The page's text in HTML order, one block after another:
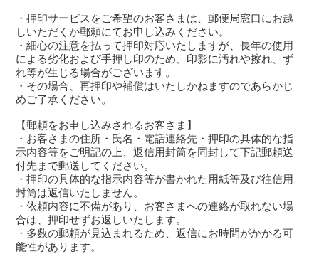
・押印サービスをご希望のお客さまは、郵便局窓口にお越
しいただくか郵頼にてお申し込みください。
・細心の注意を払って押印対応いたしますが、長年の使用
による劣化および手押し印のため、印影に汚れや擦れ、ず
れ等が生じる場合がございます。
・その場合、再押印や補償はいたしかねますのであらかじ
めご了承ください。
【郵頼をお申し込みされるお客さま】
・お客さまの住所・氏名・電話連絡先・押印の具体的な指
示内容等をご明記の上、返信用封筒を同封して下記郵頼送
付先まで郵送してください。
・押印の具体的な指示内容等が書かれた用紙等及び往信用
封筒は返信いたしません。
・依頼内容に不備があり、お客さまへの連絡が取れない場
合は、押印せずお返しいたします。
・多数の郵頼が見込まれるため、返信にお時間がかかる可
能性があります。